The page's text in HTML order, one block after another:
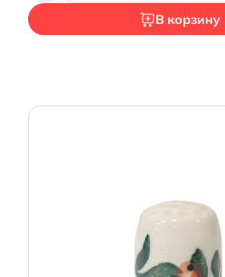
В корзину